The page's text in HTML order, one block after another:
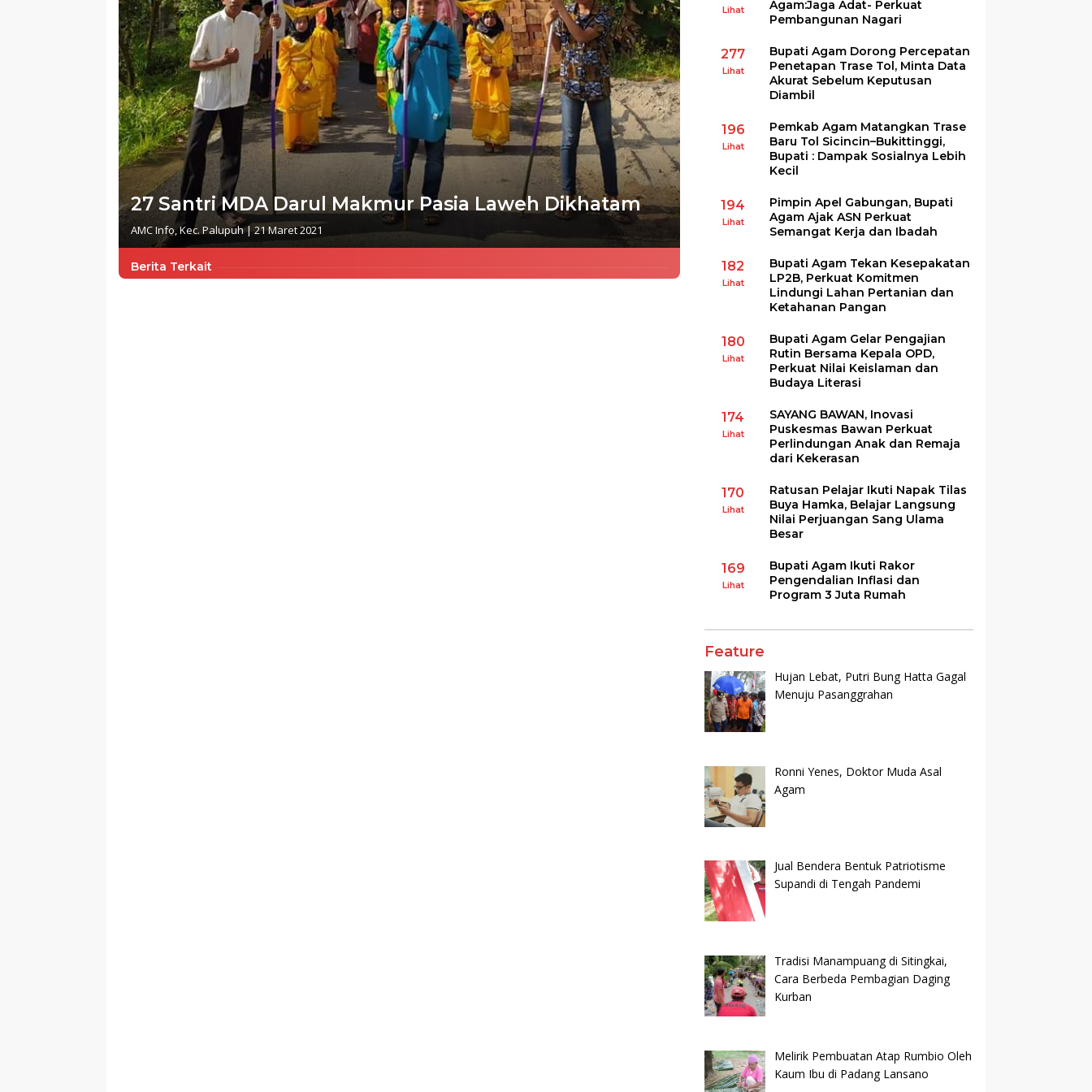
27 Santri MDA Darul Makmur Pasia Laweh Dikhatam
AMC Info,Kec. Palupuh|21 Maret 2021
Berita Terkait
Lihat
Agam:Jaga Adat- Perkuat
Pembangunan Nagari
277
Lihat
Bupati Agam Dorong Percepatan
Penetapan Trase Tol, Minta Data
Akurat Sebelum Keputusan
Diambil
196
Lihat
Pemkab Agam Matangkan Trase
Baru Tol Sicincin–Bukittinggi,
Bupati : Dampak Sosialnya Lebih
Kecil
194
Lihat
Pimpin Apel Gabungan, Bupati
Agam Ajak ASN Perkuat
Semangat Kerja dan Ibadah
182
Lihat
Bupati Agam Tekan Kesepakatan
LP2B, Perkuat Komitmen
Lindungi Lahan Pertanian dan
Ketahanan Pangan
180
Lihat
Bupati Agam Gelar Pengajian
Rutin Bersama Kepala OPD,
Perkuat Nilai Keislaman dan
Budaya Literasi
174
Lihat
SAYANG BAWAN, Inovasi
Puskesmas Bawan Perkuat
Perlindungan Anak dan Remaja
dari Kekerasan
170
Lihat
Ratusan Pelajar Ikuti Napak Tilas
Buya Hamka, Belajar Langsung
Nilai Perjuangan Sang Ulama
Besar
169
Lihat
Bupati Agam Ikuti Rakor
Pengendalian Inflasi dan
Program 3 Juta Rumah
Feature
Hujan Lebat, Putri Bung Hatta Gagal
Menuju Pasanggrahan
Ronni Yenes, Doktor Muda Asal
Agam
Jual Bendera Bentuk Patriotisme
Supandi di Tengah Pandemi
Tradisi Manampuang di Sitingkai,
Cara Berbeda Pembagian Daging
Kurban
Melirik Pembuatan Atap Rumbio Oleh
Kaum Ibu di Padang Lansano